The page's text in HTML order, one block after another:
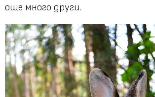
още много други.